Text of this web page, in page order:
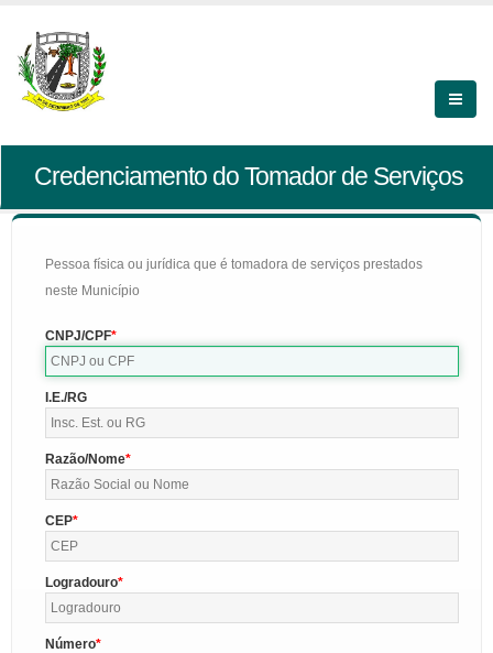
Credenciamento do Tomador de Serviços
Pessoa física ou jurídica que é tomadora de serviços prestados
neste Município
CNPJ/CPF
I.E./RG
Razão/Nome
CEP
Logradouro
Número